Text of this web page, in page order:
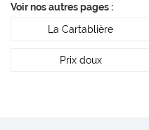
Voir nos autres pages :
La Cartablière
Prix doux